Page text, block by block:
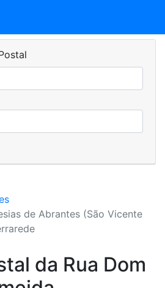
de Abrantes (São Vicente
da Rua Dom